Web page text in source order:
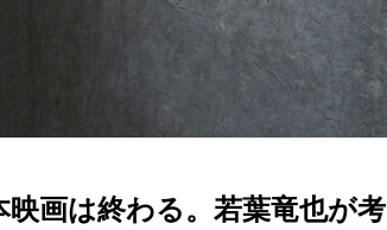
映画は終わる。若葉竜也が考